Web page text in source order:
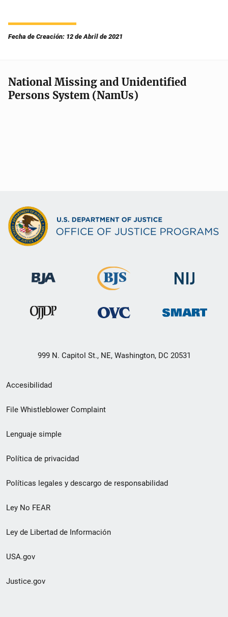
Fecha de Creación: 12 de Abril de 2021
National Missing and Unidentified
Persons System (NamUs)
999 N. Capitol St., NE, Washington, DC 20531
Menú
de
de
pie
de
página
Accesibilidad
File Whistleblower Complaint
Lenguaje simple
Política de privacidad
Políticas legales y descargo de responsabilidad
Ley No FEAR
Ley de Libertad de Información
USA.gov
Justice.gov